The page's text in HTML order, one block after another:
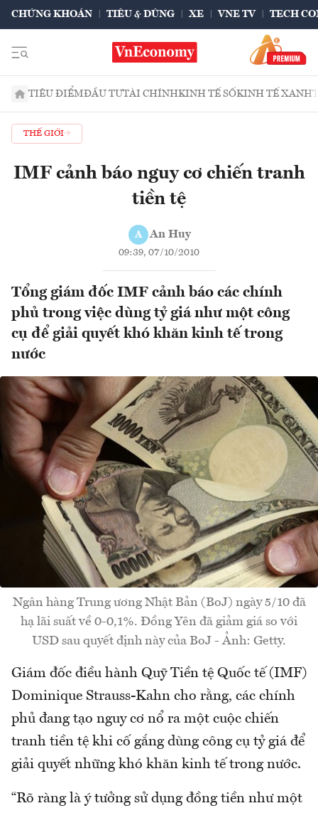
CHỨNG KHOÁN TIÊU & DÙNG XE VNE TV TECH
TIÊU ĐIỂMĐẦU TƯTÀI CHÍNHKINH TẾ SỐKINH TẾ XANH
THẾ GIỚI
IMF cảnh báo nguy cơ chiến tranh
tiền tệ
A An Huy
09:39, 07/10/2010
Tổng giám đốc IMF cảnh báo các chính
phủ trong việc dùng tỷ giá như một công
cụ để giải quyết khó khăn kinh tế trong
nước
Ngân hàng Trung ương Nhật Bản (BoJ) ngày 5/10 đã
hạ lãi suất về 0-0,1%. Đồng Yên đã giảm giá so với
USD sau quyết định này của BoJ - Ảnh: Getty.
Giám đốc điều hành Quỹ Tiền tệ Quốc tế (IMF)
Dominique Strauss-Kahn cho rằng, các chính
phủ đang tạo nguy cơ nổ ra một cuộc chiến
tranh tiền tệ khi cố gắng dùng công cụ tỷ giá để
giải quyết những khó khăn kinh tế trong nước.
“Rõ ràng là ý tưởng sử dụng đồng tiền như một